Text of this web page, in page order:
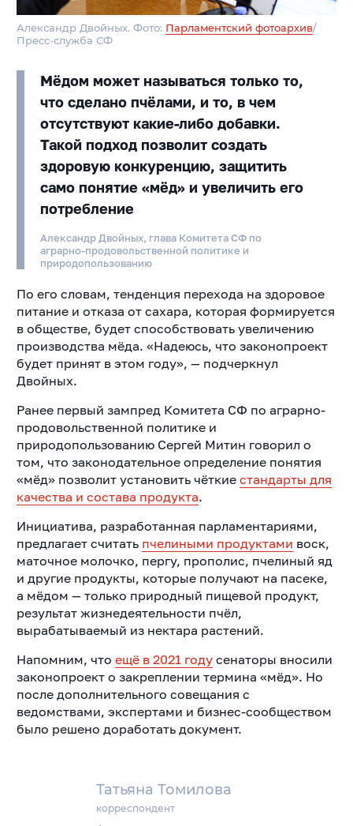
Татьяна Томилова
корреспондент
Александр Двойных. Фото: Парламентский фотоархив/
Пресс-служба СФ
Мёдом может называться только то,
что сделано пчёлами, и то, в чем
отсутствуют какие-либо добавки.
Такой подход позволит создать
здоровую конкуренцию, защитить
само понятие «мёд» и увеличить его
потребление
Александр Двойных, глава Комитета СФ по
аграрно-продовольственной политике и
природопользованию
По его словам, тенденция перехода на здоровое
питание и отказа от сахара, которая формируется
в обществе, будет способствовать увеличению
производства мёда. «Надеюсь, что законопроект
будет принят в этом году», — подчеркнул
Двойных.
Ранее первый зампред Комитета СФ по аграрно-
продовольственной политике и
природопользованию Сергей Митин говорил о
том, что законодательное определение понятия
«мёд» позволит установить чёткие стандарты для
качества и состава продукта.
Инициатива, разработанная парламентариями,
предлагает считать пчелиными продуктами воск,
маточное молочко, пергу, прополис, пчелиный яд
и другие продукты, которые получают на пасеке,
а мёдом — только природный пищевой продукт,
результат жизнедеятельности пчёл,
вырабатываемый из нектара растений.
Напомним, что ещё в 2021 годусенаторы вносили
законопроект о закреплении термина «мёд». Но
после дополнительного совещания с
ведомствами, экспертами и бизнес-сообществом
было решено доработать документ.